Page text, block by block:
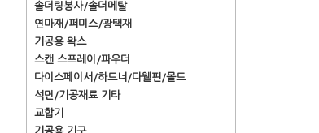
솔더링봉사/솔더메탈
연마재/퍼미스/광택재
기공용 왁스
스캔 스프레이/파우더
다이스페이서/하드너/다웰핀/몰드
석면/기공재료 기타
교합기